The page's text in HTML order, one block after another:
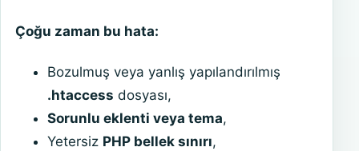
Çoğu zaman bu hata:
Bozulmuş veya yanlış yapılandırılmış
.htaccess dosyası,
Sorunlu eklenti veya tema,
Yetersiz PHP bellek sınırı,